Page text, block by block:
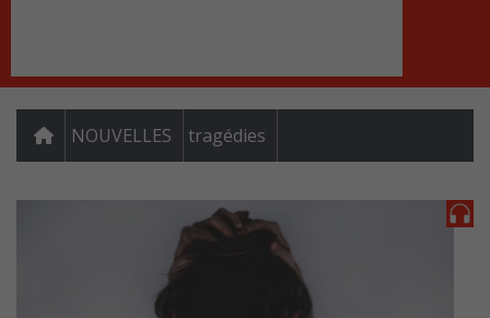
NOUVELLES tragédies